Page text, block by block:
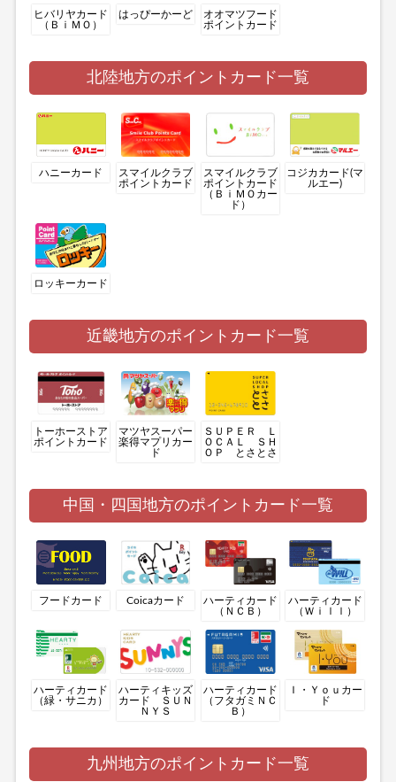
ヒバリヤカード
（ＢｉＭＯ）
はっぴーかーど
オオマツフード
ポイントカード
北陸地方のポイントカード一覧
ハニーカード
スマイルクラブ
ポイントカード
スマイルクラブ
ポイントカード
（ＢｉＭＯカー
ド）
コジカカード(マ
ルエー)
ロッキーカード
近畿地方のポイントカード一覧
トーホーストア
ポイントカード
マツヤスーパー
楽得マプリカー
ド
ＳＵＰＥＲ Ｌ
ＯＣＡＬ ＳＨ
ＯＰ とさとさ
中国・四国地方のポイントカード一覧
フードカード Coicaカード
ハーティカード
（ＮＣＢ）
ハーティカード
（Ｗｉｌｌ）
ハーティカード
（緑・サニカ）
ハーティキッズ
カード ＳＵＮ
ＮＹＳ
ハーティカード
（フタガミＮＣ
Ｂ）
Ｉ・Ｙｏｕカー
ド
九州地方のポイントカード一覧